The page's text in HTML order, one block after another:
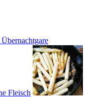
Fleisch